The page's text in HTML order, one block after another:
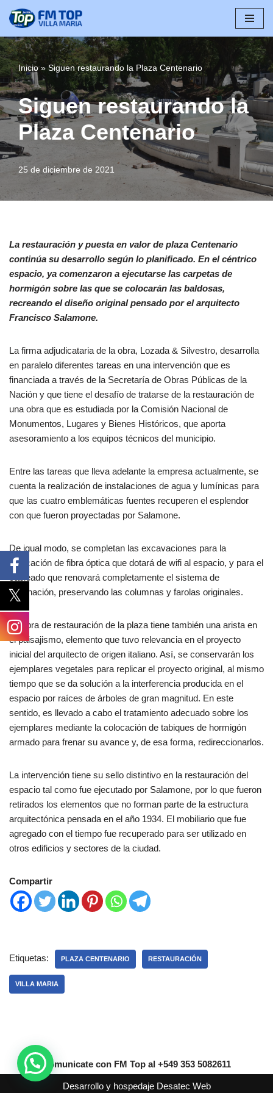
al
contenido
Inicio»Siguen restaurando la Plaza Centenario
Siguen restaurando la
Plaza Centenario
25 de diciembre de 2021
La restauración y puesta en valor de plaza Centenario
continúa su desarrollo según lo planificado. En el céntrico
espacio, ya comenzaron a ejecutarse las carpetas de
hormigón sobre las que se colocarán las baldosas,
recreando el diseño original pensado por el arquitecto
Francisco Salamone.
La firma adjudicataria de la obra, Lozada & Silvestro, desarrolla
en paralelo diferentes tareas en una intervención que es
financiada a través de la Secretaría de Obras Públicas de la
Nación y que tiene el desafío de tratarse de la restauración de
una obra que es estudiada por la Comisión Nacional de
Monumentos, Lugares y Bienes Históricos, que aporta
asesoramiento a los equipos técnicos del municipio.
Entre las tareas que lleva adelante la empresa actualmente, se
cuenta la realización de instalaciones de agua y lumínicas para
que las cuatro emblemáticas fuentes recuperen el esplendor
con que fueron proyectadas por Salamone.
De igual modo, se completan las excavaciones para la
colocación de fibra óptica que dotará de wifi al espacio, y para el
cableado que renovará completamente el sistema de
iluminación, preservando las columnas y farolas originales.
La obra de restauración de la plaza tiene también una arista en
el paisajismo, elemento que tuvo relevancia en el proyecto
inicial del arquitecto de origen italiano. Así, se conservarán los
ejemplares vegetales para replicar el proyecto original, al mismo
tiempo que se da solución a la interferencia producida en el
espacio por raíces de árboles de gran magnitud. En este
sentido, es llevado a cabo el tratamiento adecuado sobre los
ejemplares mediante la colocación de tabiques de hormigón
armado para frenar su avance y, de esa forma, redireccionarlos.
La intervención tiene su sello distintivo en la restauración del
espacio tal como fue ejecutado por Salamone, por lo que fueron
retirados los elementos que no forman parte de la estructura
arquitectónica pensada en el año 1934. El mobiliario que fue
agregado con el tiempo fue recuperado para ser utilizado en
otros edificios y sectores de la ciudad.
Compartir
Etiquetas: PLAZA CENTENARIO RESTAURACIÓN
VILLA MARIA
Comunicate con FM Top al +549 353 5082611
Desarrollo y hospedaje Desatec Web